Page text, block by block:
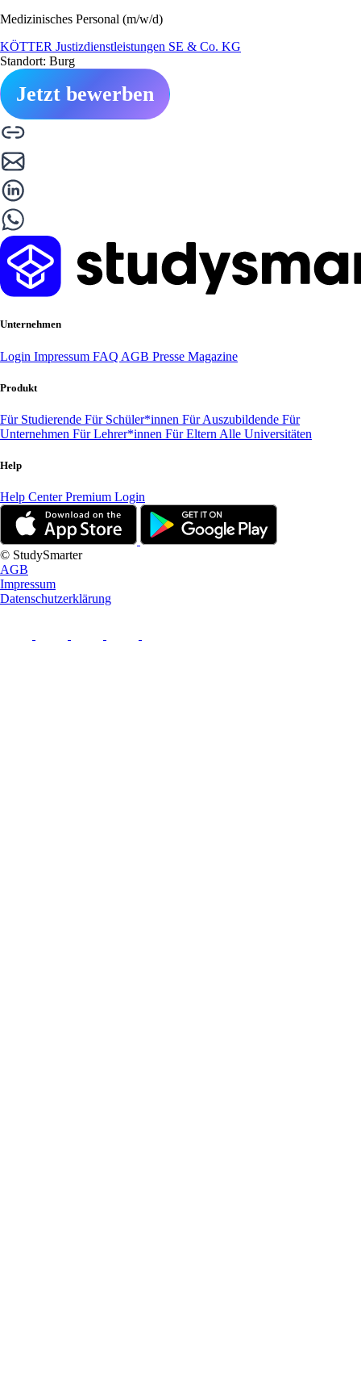
Medizinisches Personal (m/w/d)
KÖTTER Justizdienstleistungen SE & Co. KG
Standort: Burg
Jetzt bewerben
Unternehmen
Login Impressum FAQ AGB Presse Magazine
Produkt
Für Studierende Für Schüler*innen Für Auszubildende Für
Unternehmen Für Lehrer*innen Für Eltern Alle Universitäten
Help
Help CenterPremium Login
© StudySmarter
AGB
Impressum
Datenschutzerklärung